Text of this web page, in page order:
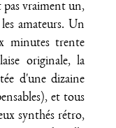
pas vraiment un,
amateurs. Un
minutes trente
originale, la
d'une dizaine
et tous
synthés rétro,